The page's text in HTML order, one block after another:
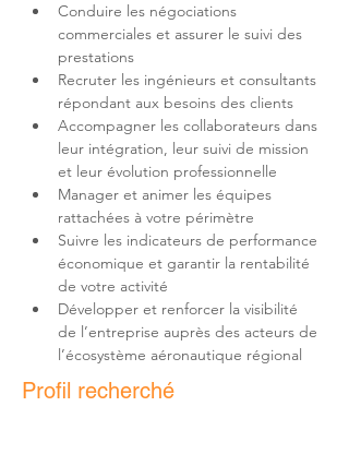
Conduire les négociations
commerciales et assurer le suivi des
Recruter les ingénieurs et consultants
Accompagner les collaborateurs dans
leur intégration, leur suivi de mission
Manager et animer les équipes
Suivre les indicateurs de performance
économique et garantir la rentabilité
Développer et renforcer la visibilité
de l’entreprise auprès des acteurs de
l’écosystème aéronautique régional
Profil recherché